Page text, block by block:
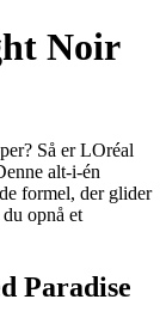
Noir
Så er LOréal
alt-i-én
formel, der glider
opnå et
Paradise